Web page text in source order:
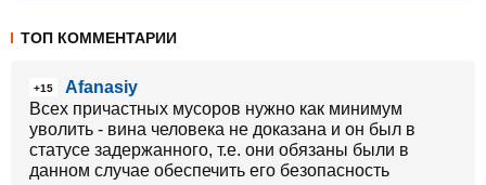
ТОП КОММЕНТАРИИ
+15
Afanasiy
Всех причастных мусоров нужно как минимум
уволить - вина человека не доказана и он был в
статусе задержанного, т.е. они обязаны были в
данном случае обеспечить его безопасность